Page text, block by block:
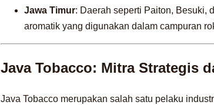
Jawa Timur: Daerah seperti Paiton, Besuki,
aromatik yang digunakan dalam campuran
Java Tobacco: Mitra Strategis
Java Tobacco merupakan salah satu pelaku